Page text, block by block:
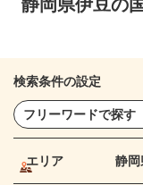
静岡県伊豆の
検索条件の設定
エリア 静岡